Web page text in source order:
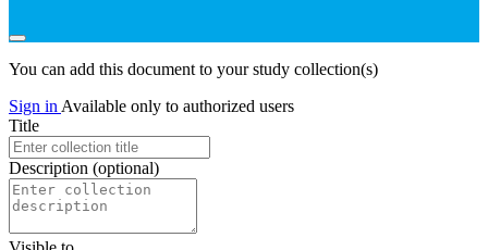
You can add this document to your study collection(s)
Sign in Available only to authorized users
Title
Description (optional)